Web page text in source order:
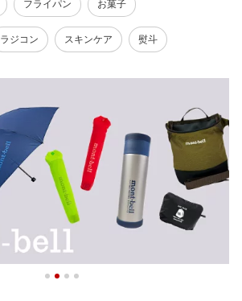
フライパン お菓子
ラジコン スキンケア 熨斗